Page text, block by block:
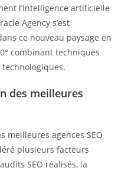
l’intelligence artificielle
Agency s’est
ce nouveau paysage en
combinant techniques
des meilleures
meilleures agences SEO
plusieurs facteurs
SEO réalisés, la